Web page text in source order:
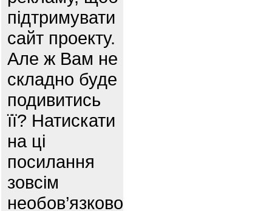
підтримувати
сайт проекту.
Але ж Вам не
складно буде
подивитись
її? Натискати
на ці
посилання
зовсім
необов’язково